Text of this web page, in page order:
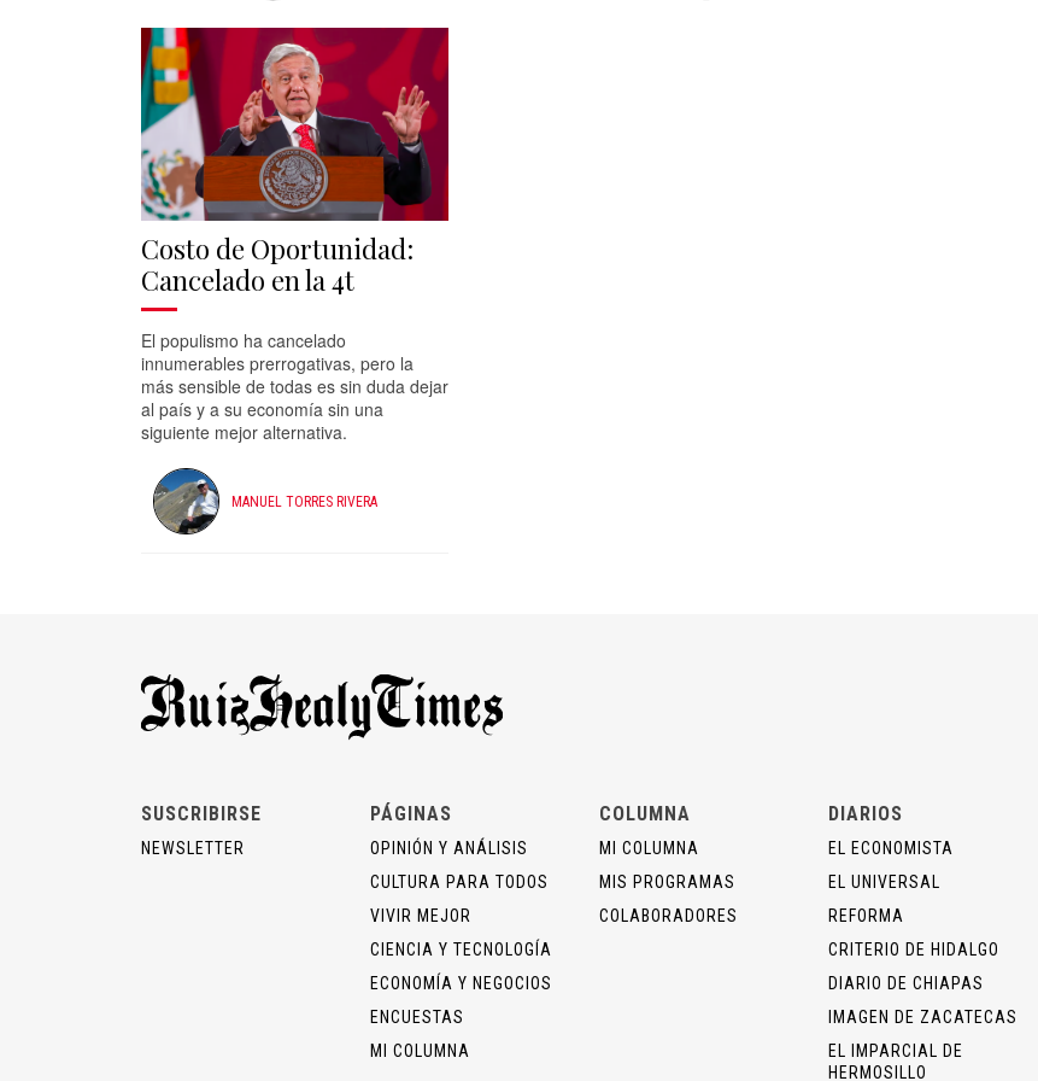
Costo de Oportunidad:
Cancelado en la 4t
El populismo ha cancelado
innumerables prerrogativas, pero la
más sensible de todas es sin duda dejar
al país y a su economía sin una
siguiente mejor alternativa.
MANUEL TORRES RIVERA
SUSCRIBIRSE
NEWSLETTER
PÁGINAS
OPINIÓN Y ANÁLISIS
CULTURA PARA TODOS
VIVIR MEJOR
CIENCIA Y TECNOLOGÍA
ECONOMÍA Y NEGOCIOS
ENCUESTAS
MI COLUMNA
COLUMNA
MI COLUMNA
MIS PROGRAMAS
COLABORADORES
DIARIOS
EL ECONOMISTA
EL UNIVERSAL
REFORMA
CRITERIO DE HIDALGO
DIARIO DE CHIAPAS
IMAGEN DE ZACATECAS
EL IMPARCIAL DE
HERMOSILLO